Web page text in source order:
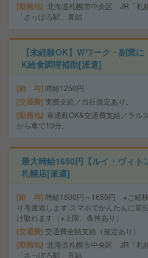
勤務地
北海道札幌市中央区 JR「札
「さっぽろ駅」直結
【未経験OK】Wワーク・副業
K給食調理補助[派遣]
給 与 時給1250円
交通費 実費支給／当社規定あり。
勤務地 車通勤OK&交通費支給／ラル
から車で10分。
最大時給1650円【ルイ・ヴィ
札幌店[派遣]
給 与 時給1500円～1650円 ※ご経
り考慮致します スマホでかんたんに前
け取れます（※上限、条件あり）
交通費 交通費全額支給（規定あり）
勤務地
北海道札幌市中央区 JR「札
「さっぽろ駅」直結